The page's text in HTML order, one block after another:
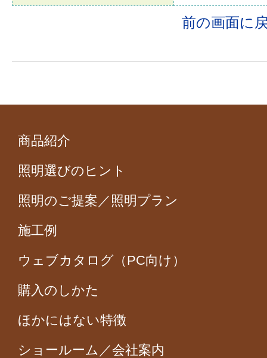
前の画面に
商品紹介
照明選びのヒント
照明のご提案／照明プラン
施工例
ウェブカタログ（PC向け）
購入のしかた
ほかにはない特徴
ショールーム／会社案内